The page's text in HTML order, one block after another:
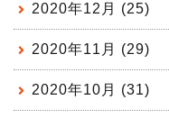
2020年12月 (25)
2020年11月 (29)
2020年10月 (31)